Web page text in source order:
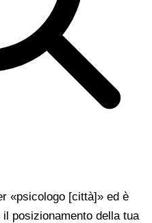
«psicologo [città]» ed è
posizionamento della tua